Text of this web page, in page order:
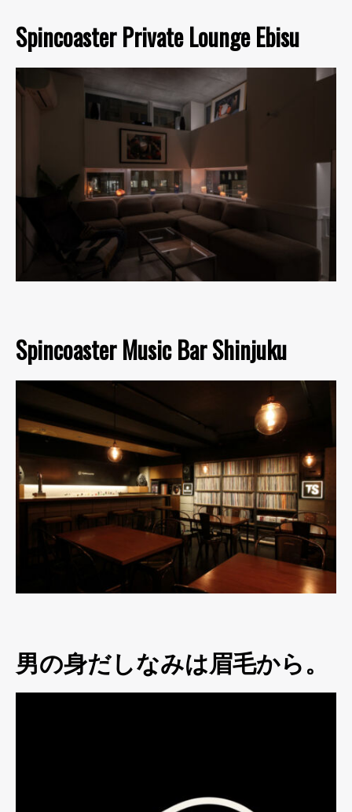
Spincoaster Private Lounge Ebisu
Spincoaster Music Bar Shinjuku
男の身だしなみは眉毛から。